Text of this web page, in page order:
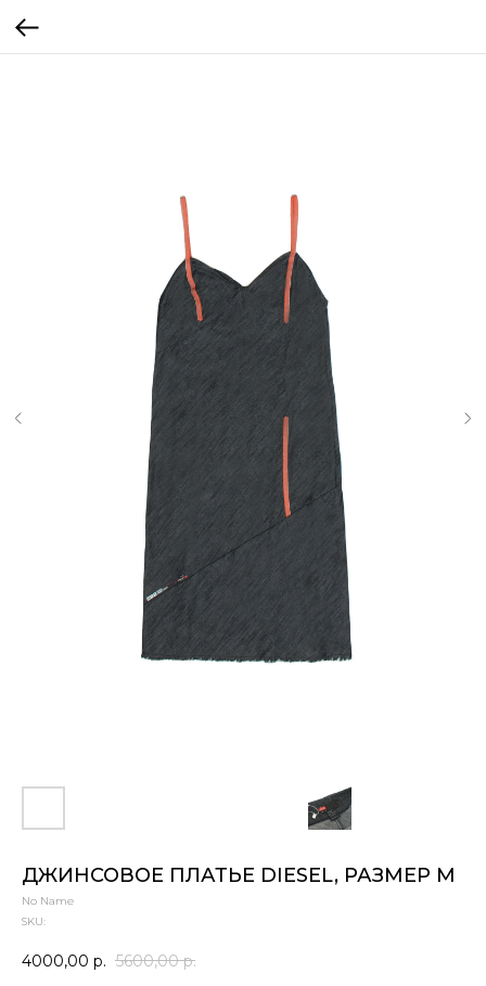
ДЖИНСОВОЕ ПЛАТЬЕ DIESEL, РАЗМЕР M
No Name
SKU:
4000,00 р. 5600,00 р.